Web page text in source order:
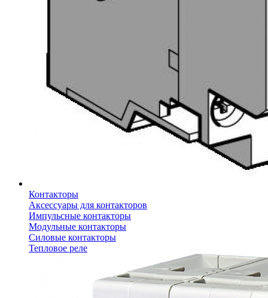
Контакторы
Аксессуары для контакторов
Импульсные контакторы
Модульные контакторы
Силовые контакторы
Тепловое реле